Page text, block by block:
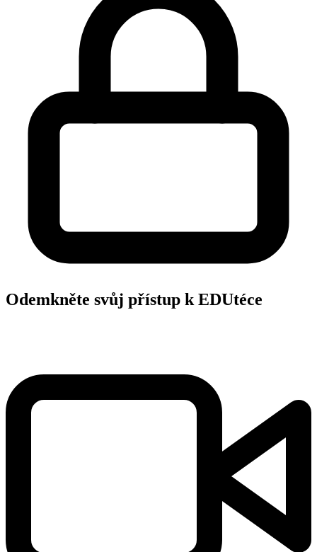
Odemkněte svůj přístup k EDUtéce